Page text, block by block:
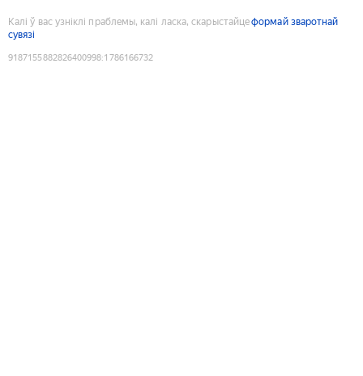
Калі ў вас узніклі праблемы, калі ласка, скарыстайцеформай зваротнай
сувязі
9187155882826400998:1786166732